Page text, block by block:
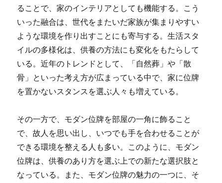
ることで、家のインテリアとしても機能する。こう
いった融合は、世代をまたいだ家族が集まりやすい
ような環境を作り出すことにも寄与する。生活スタ
イルの多様化は、供養の方法にも変化をもたらして
いる。近年のトレンドとして、「自然葬」や「散
骨」といった考え方が広まっている中で、家に位牌
を置かないスタンスを選ぶ人々も増えている。
その一方で、モダン位牌を部屋の一角に飾ること
で、故人を思い出し、いつでも手を合わせることが
できる環境を整える人も多い。このように、モダン
位牌は、供養のあり方を選ぶ上での新たな選択肢と
なっている。また、モダン位牌の魅力の一つに、そ